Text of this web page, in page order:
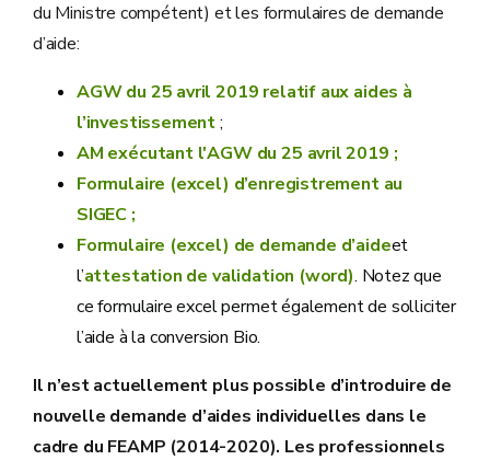
du Ministre compétent) et les formulaires de demande
d’aide:
AGW du 25 avril 2019 relatif aux aides à
l’investissement;
AM exécutant l'AGW du 25 avril 2019 ;
Formulaire (excel) d’enregistrement au
SIGEC ;
Formulaire (excel) de demande d’aideet
l’attestation de validation (word). Notez que
ce formulaire excel permet également de solliciter
l’aide à la conversion Bio.
Il n’est actuellement plus possible d’introduire de
nouvelle demande d’aides individuelles dans le
cadre du FEAMP (2014-2020). Les professionnels